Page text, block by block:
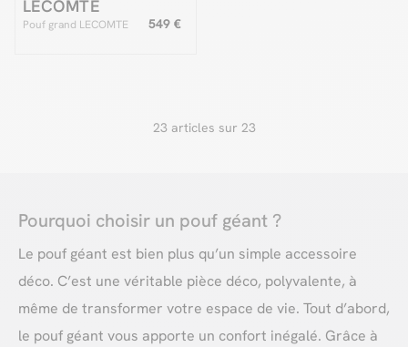
LECOMTE
Pouf grand LECOMTE 549 €
23 articles sur 23
Pourquoi choisir un pouf géant ?
Le pouf géant est bien plus qu’un simple accessoire
déco. C’est une véritable pièce déco, polyvalente, à
même de transformer votre espace de vie. Tout d’abord,
le pouf géant vous apporte un confort inégalé. Grâce à